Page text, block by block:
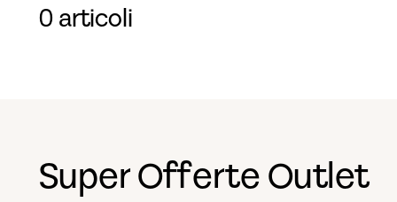
0 articoli
Super Offerte Outlet